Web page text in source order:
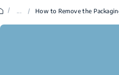
/ ... / How to Remove the